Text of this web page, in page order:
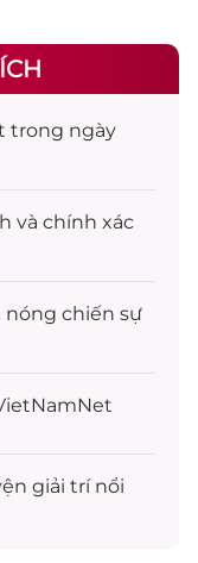
trong ngày
và chính xác
nóng chiến sự
giải trínổi